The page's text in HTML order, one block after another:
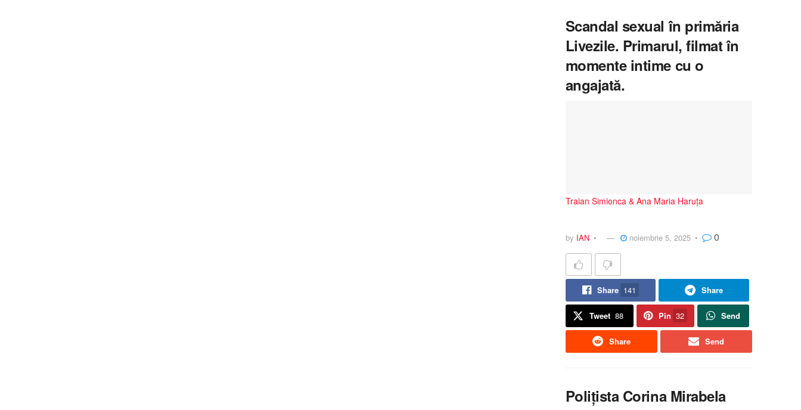
Scandal sexual în primăria
Livezile. Primarul, filmat în
momente intime cu o
angajată.
Traian Simionca & Ana Maria Haruța
by IAN noiembrie 5, 2025 0
Share 141 Share
Tweet 88 Pin 32 Send
Share Send
Polițista Corina Mirabela